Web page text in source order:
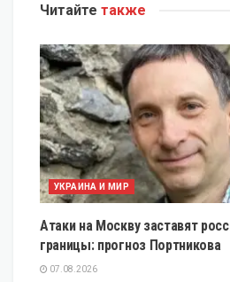
Читайте также
УКРАИНА И МИР
Атаки на Москву заставят
границы: прогноз Портникова
07.08.2026